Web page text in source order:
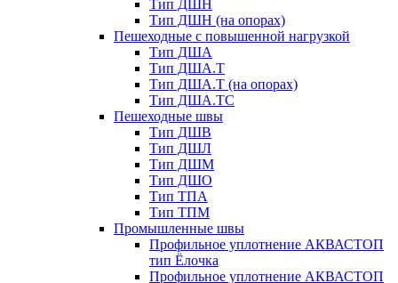
Тип ДШН
Тип ДШН (на опорах)
Пешеходные с повышенной нагрузкой
Тип ДША
Тип ДША.Т
Тип ДША.Т (на опорах)
Тип ДША.ТС
Пешеходные швы
Тип ДШВ
Тип ДШЛ
Тип ДШМ
Тип ДШО
Тип ТПА
Тип ТПМ
Промышленные швы
Профильное уплотнение АКВАСТОП
тип Ёлочка
Профильное уплотнение АКВАСТОП